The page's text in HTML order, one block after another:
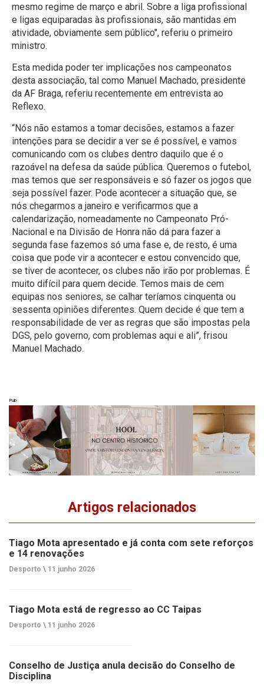
mesmo regime de março e abril. Sobre a liga profissional
e ligas equiparadas às profissionais, são mantidas em
atividade, obviamente sem público", referiu o primeiro
ministro.
Esta medida poder ter implicações nos campeonatos
desta associação, tal como Manuel Machado, presidente
da AF Braga, referiu recentemente em entrevista ao
Reflexo.
“Nós não estamos a tomar decisões, estamos a fazer
intenções para se decidir a ver se é possível, e vamos
comunicando com os clubes dentro daquilo que é o
razoável na defesa da saúde pública. Queremos o futebol,
mas temos que ser responsáveis e só fazer os jogos que
seja possível fazer. Pode acontecer a situação que, se
nós chegarmos a janeiro e verificarmos que a
calendarização, nomeadamente no Campeonato Pró-
Nacional e na Divisão de Honra não dá para fazer a
segunda fase fazemos só uma fase e, de resto, é uma
coisa que pode vir a acontecer e estou convencido que,
se tiver de acontecer, os clubes não irão por problemas. É
muito difícil para quem decide. Temos mais de cem
equipas nos seniores, se calhar teríamos cinquenta ou
sessenta opiniões diferentes. Quem decide é que tem a
responsabilidade de ver as regras que são impostas pela
DGS, pelo governo, com problemas aqui e ali”, frisou
Manuel Machado.
Pub
Artigos relacionados
Tiago Mota apresentado e já conta com sete reforços
e 14 renovações
Desporto \ 11 junho 2026
Tiago Mota está de regresso ao CC Taipas
Desporto \ 11 junho 2026
Conselho de Justiça anula decisão do Conselho de
Disciplina